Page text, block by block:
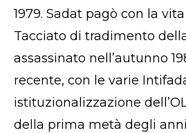
1979. Sadat pagò con la
Tacciato di tradimento
assassinato nell’autunno
recente, con le varie
istituzionalizzazione
della prima metà degli anni